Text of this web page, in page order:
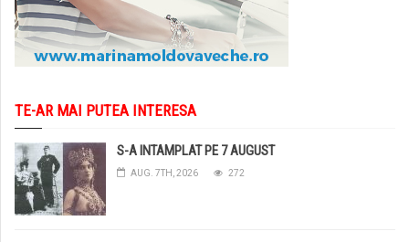
TE-AR MAI PUTEA INTERESA
S-A INTAMPLAT PE 7 AUGUST
AUG. 7TH, 2026 272